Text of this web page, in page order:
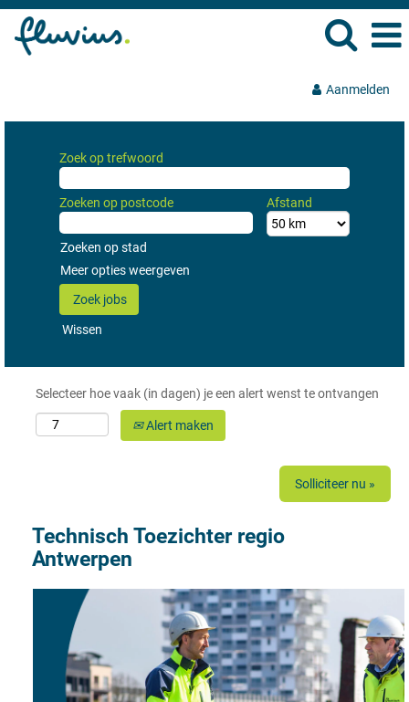
Aanmelden
Zoek op trefwoord
Zoeken op postcode Afstand
Zoeken op stad
Meer opties weergeven
Wissen
Selecteer hoe vaak (in dagen) je een alert wenst te ontvangen
Alert maken
Solliciteer nu »
Technisch Toezichter regio
Antwerpen